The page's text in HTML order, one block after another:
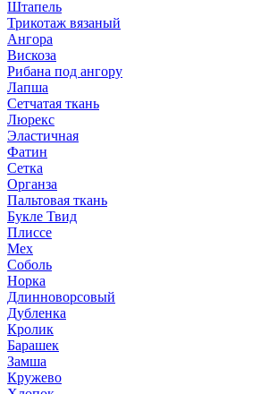
Штапель
Трикотаж вязаный
Ангора
Вискоза
Рибана под ангору
Лапша
Сетчатая ткань
Люрекс
Эластичная
Фатин
Сетка
Органза
Пальтовая ткань
Букле Твид
Плиссе
Мех
Соболь
Норка
Длинноворсовый
Дубленка
Кролик
Барашек
Замша
Кружево